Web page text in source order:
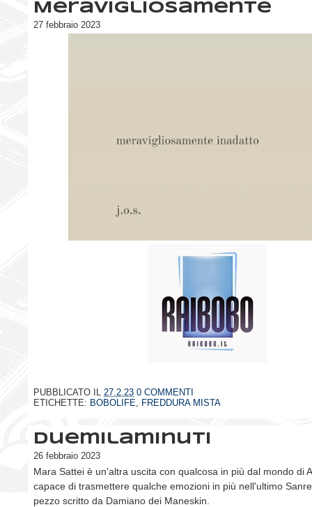
Meravigliosamente
27 febbraio 2023
PUBBLICATO IL 27.2.23 0 COMMENTI
ETICHETTE: BOBOLIFE FREDDURA MISTA
Duemilaminuti
26 febbraio 2023
Mara Sattei è un'altra uscita con qualcosa in più dal mondo di
capace di trasmettere qualche emozioni in più nell'ultimo
pezzo scritto da Damiano dei Maneskin.